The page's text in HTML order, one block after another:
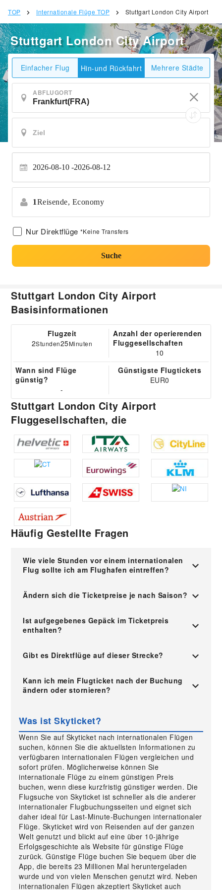
TOP Internationale Flüge TOP Stuttgart London City Airport
Stuttgart London City Airport
Einfacher Flug Hin-und Rückfahrt Mehrere Städte
ABFLUGORT
2026-08-10 2026-08-12
1Reisende, Economy
Nur Direktflüge *Keine Transfers
Suche
Stuttgart London City Airport
Basisinformationen
Flugzeit
2Stunden25Minuten
Anzahl der operierenden
Fluggesellschaften
10
Wann sind Flüge
günstig?
-
Günstigste Flugtickets
EUR0
Stuttgart London City Airport
Fluggesellschaften, die
Häufig Gestellte Fragen
Wie viele Stunden vor einem internationalen
Flug sollte ich am Flughafen eintreffen?
Ändern sich die Ticketpreise je nach Saison?
Ist aufgegebenes Gepäck im Ticketpreis
enthalten?
Gibt es Direktflüge auf dieser Strecke?
Kann ich mein Flugticket nach der Buchung
ändern oder stornieren?
Was ist Skyticket?
Wenn Sie auf Skyticket nach internationalen Flügen
suchen, können Sie die aktuellsten Informationen zu
verfügbaren internationalen Flügen vergleichen und
sofort prüfen. Möglicherweise können Sie
internationale Flüge zu einem günstigen Preis
buchen, wenn diese kurzfristig günstiger werden. Die
Flugsuche von Skyticket ist schneller als die anderer
internationaler Flugbuchungsseiten und eignet sich
daher ideal für Last-Minute-Buchungen internationaler
Flüge. Skyticket wird von Reisenden auf der ganzen
Welt genutzt und blickt auf eine über 10-jährige
Erfolgsgeschichte als Website für günstige Flüge
zurück. Günstige Flüge buchen Sie bequem über die
App, die bereits 23 Millionen Mal heruntergeladen
wurde und von vielen Menschen genutzt wird. Neben
internationalen Flügen akzeptiert Skyticket auch